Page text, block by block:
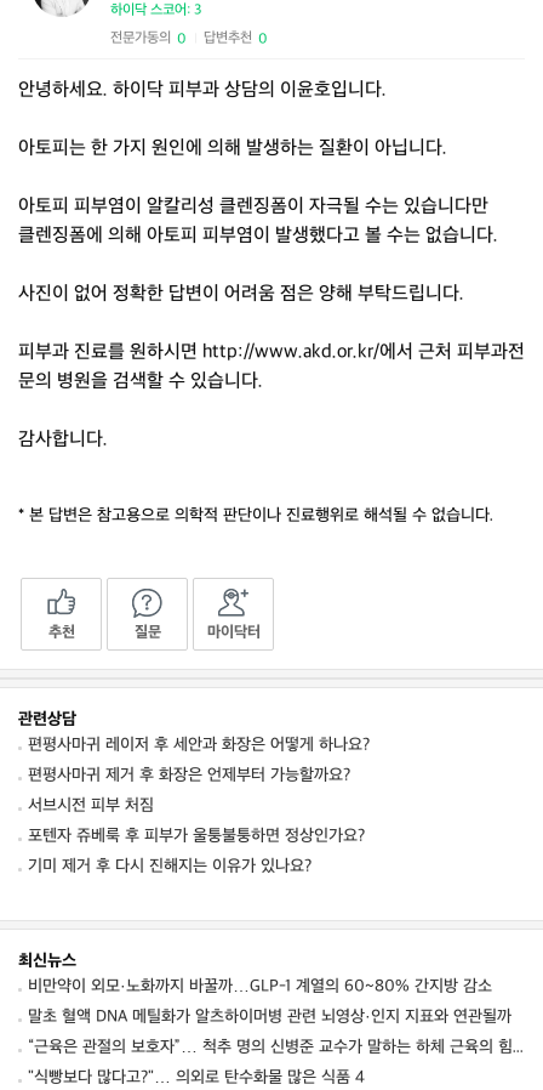
하이닥 스코어: 3
전문가동의 0 답변추천 0
안녕하세요. 하이닥 피부과 상담의 이윤호입니다.
아토피는 한 가지 원인에 의해 발생하는 질환이 아닙니다.
아토피 피부염이 알칼리성 클렌징폼이 자극될 수는 있습니다만
클렌징폼에 의해 아토피 피부염이 발생했다고 볼 수는 없습니다.
사진이 없어 정확한 답변이 어려움 점은 양해 부탁드립니다.
피부과 진료를 원하시면 http://www.akd.or.kr/에서 근처 피부과전
문의 병원을 검색할 수 있습니다.
감사합니다.
* 본 답변은 참고용으로 의학적 판단이나 진료행위로 해석될 수 없습니다.
추천 질문 마이닥터
관련상담
편평사마귀 레이저 후 세안과 화장은 어떻게 하나요?
편평사마귀 제거 후 화장은 언제부터 가능할까요?
서브시전 피부 처짐
포텐자 쥬베룩 후 피부가 울퉁불퉁하면 정상인가요?
기미 제거 후 다시 진해지는 이유가 있나요?
최신뉴스
비만약이 외모·노화까지 바꿀까…GLP-1 계열의 60~80% 간지방 감소
말초 혈액 DNA 메틸화가 알츠하이머병 관련 뇌영상·인지 지표와 연관될까
“근육은 관절의 보호자”… 척추 명의 신병준 교수가 말하는 하체 근육의 힘 [평생운동연구소]
"식빵보다 많다고?"… 의외로 탄수화물 많은 식품 4